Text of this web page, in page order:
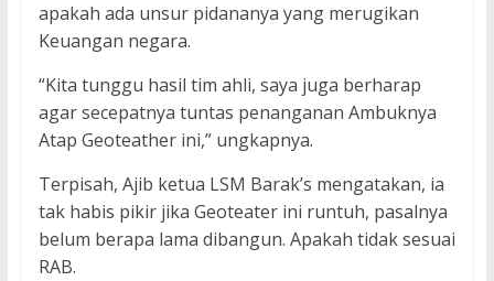
apakah ada unsur pidananya yang merugikan
Keuangan negara.
“Kita tunggu hasil tim ahli, saya juga berharap
agar secepatnya tuntas penanganan Ambuknya
Atap Geoteather ini,” ungkapnya.
Terpisah, Ajib ketua LSM Barak’s mengatakan, ia
tak habis pikir jika Geoteater ini runtuh, pasalnya
belum berapa lama dibangun. Apakah tidak sesuai
RAB.